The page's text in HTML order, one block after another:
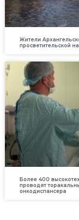
Жители
просветительской
Более 400
проводят
онкодиспансера